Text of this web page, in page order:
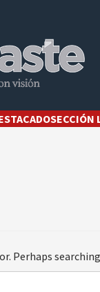
SECCIÓN
Perhaps